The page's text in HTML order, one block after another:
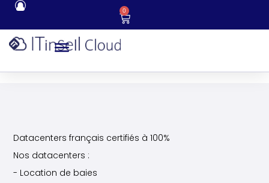
0
Datacenters français certifiés à 100%
Nos datacenters :
- Location de baies